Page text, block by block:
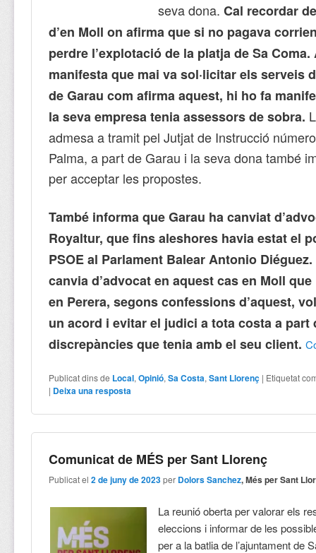
seva dona. Cal recordar
d’en Moll on afirma que si no pagava
perdre l’explotació de la platja de Sa Coma.
manifesta que mai va sol·licitar els serveis
de Garau com afirma aquest, hi ho fa
la seva empresa tenia assessors de sobra.
admesa a tramit pel Jutjat de Instrucció
Palma, a part de Garau i la seva dona també
per acceptar les propostes.
També informa que Garau ha canviat
Royaltur, que fins aleshores havia estat el
PSOE al Parlament Balear Antonio Diéguez.
canvia d’advocat en aquest cas en Moll
en Perera, segons confessions d’aquest,
un acord i evitar el judici a tota costa a part
discrepàncies que tenia amb el seu client.
Publicat dins de Local,Opinió,Sa Costa,Sant Llorenç | Etiquetat
| Deixa una resposta
Comunicat de MÉS per Sant Llorenç
Publicat el2 de juny de 2023 per Dolors Sanchez, Més per Sant
La reunió oberta per valorar els
eleccions i informar de les
per a la batlia de l’ajuntament de